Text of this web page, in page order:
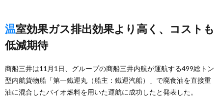
温室効果ガス排出効果より高く、コストも
低減期待
商船三井は11月1日、グループの商船三井内航が運航する499総トン
型内航貨物船「第一鐵運丸（船主：鐵運汽船）」で廃食油を直接重
油に混合したバイオ燃料を用いた運航に成功したと発表した。